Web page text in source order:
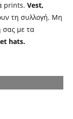
prints. Vest,
τη συλλογή. Μη
σας με τα
hats.